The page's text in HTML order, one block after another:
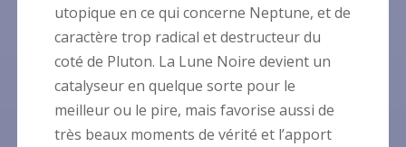
utopique en ce qui concerne Neptune, et de
caractère trop radical et destructeur du
coté de Pluton. La Lune Noire devient un
catalyseur en quelque sorte pour le
meilleur ou le pire, mais favorise aussi de
très beaux moments de vérité et l’apport